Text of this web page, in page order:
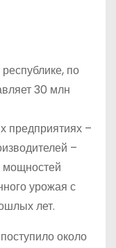
по
30 млн
предприятиях –
–
мощностей
урожая с
лет.
около